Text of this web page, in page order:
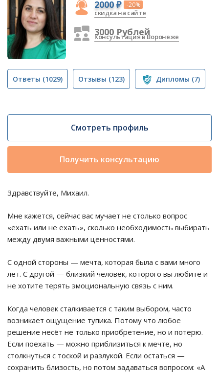
2000 ₽ -20%
скидка на сайте
3000 Рублей
Консультация в Воронеже
Ответы (1029) Отзывы (123) Дипломы (7)
Смотреть профиль
Получить консультацию
Здравствуйте, Михаил.
Мне кажется, сейчас вас мучает не столько вопрос
«ехать или не ехать», сколько необходимость выбирать
между двумя важными ценностями.
С одной стороны — мечта, которая была с вами много
лет. С другой — близкий человек, которого вы любите и
не хотите терять эмоциональную связь с ним.
Когда человек сталкивается с таким выбором, часто
возникает ощущение тупика. Потому что любое
решение несёт не только приобретение, но и потерю.
Если поехать — можно приблизиться к мечте, но
столкнуться с тоской и разлукой. Если остаться —
сохранить близость, но потом задаваться вопросом: «А